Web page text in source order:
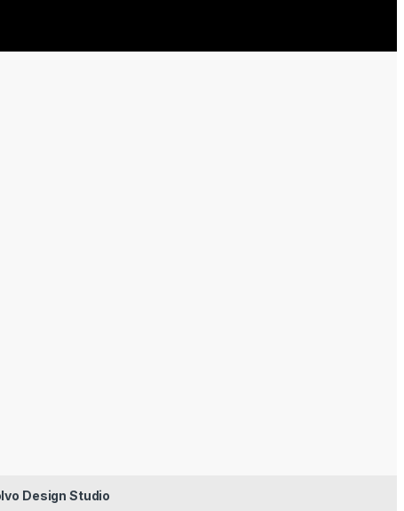
Design Studio